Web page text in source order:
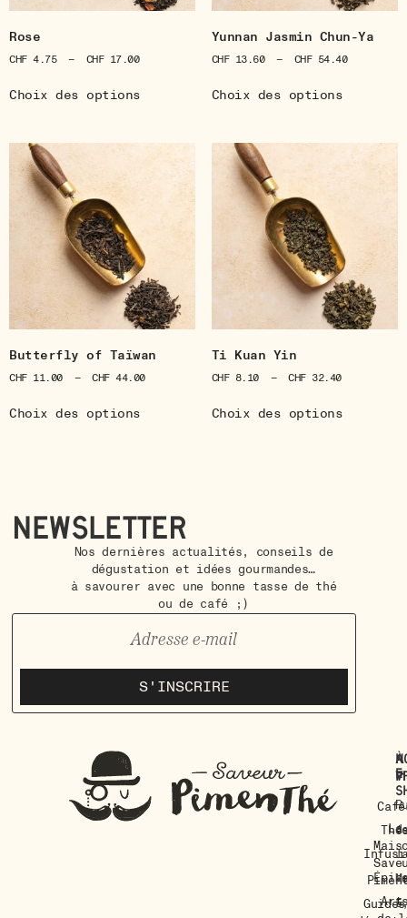
Rose
CHF4.75 – CHF17.00
Choix des options
Yunnan Jasmin Chun-Ya
CHF13.60 – CHF54.40
Choix des options
Butterfly of Taïwan
CHF11.00 – CHF44.00
Choix des options
Ti Kuan Yin
CHF8.10 – CHF32.40
Choix des options
Newsletter
Nos dernières actualités, conseils de
dégustation et idées gourmandes…
à savourer avec une bonne tasse de thé
ou de café ;)
S'INSCRIRE
E-
À
La